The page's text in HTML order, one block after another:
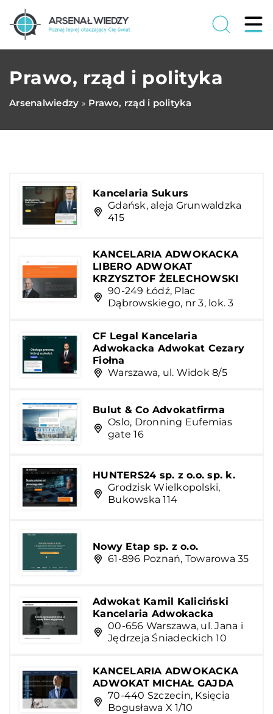
Prawo, rząd i polityka
Arsenalwiedzy » Prawo, rząd i polityka
Kancelaria Sukurs
Gdańsk, aleja Grunwaldzka
415
KANCELARIA ADWOKACKA
LIBERO ADWOKAT
KRZYSZTOF ŻELECHOWSKI
90-249 Łódź, Plac
Dąbrowskiego, nr 3, lok. 3
CF Legal Kancelaria
Adwokacka Adwokat Cezary
Fiołna
Warszawa, ul. Widok 8/5
Bulut & Co Advokatfirma
Oslo, Dronning Eufemias
gate 16
HUNTERS24 sp. z o.o. sp. k.
Grodzisk Wielkopolski,
Bukowska 114
Nowy Etap sp. z o.o.
61-896 Poznań, Towarowa 35
Adwokat Kamil Kaliciński
Kancelaria Adwokacka
00-656 Warszawa, ul. Jana i
Jędrzeja Śniadeckich 10
KANCELARIA ADWOKACKA
ADWOKAT MICHAŁ GAJDA
70-440 Szczecin, Księcia
Bogusława X 1/10